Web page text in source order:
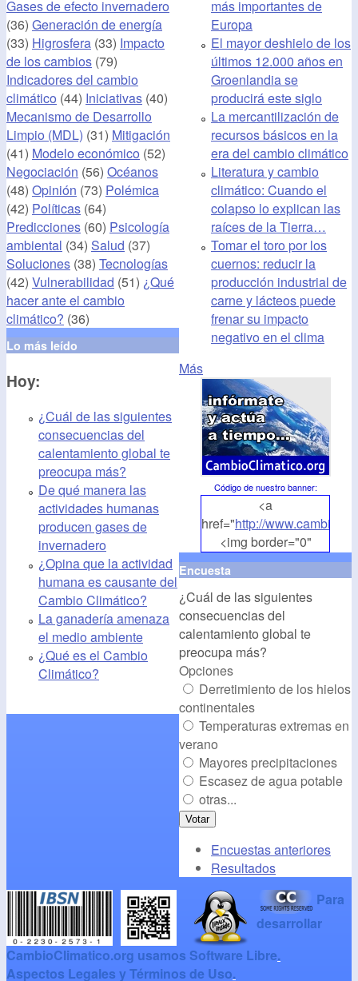
Gases de efecto invernadero
(36) Generación de energía
(33) Higrosfera (33) Impacto
de los cambios (79)
Indicadores del cambio
climático (44) Iniciativas (40)
Mecanismo de Desarrollo
Limpio (MDL) (31) Mitigación
(41) Modelo económico (52)
Negociación (56) Océanos
(48) Opinión (73) Polémica
(42) Políticas (64)
Predicciones (60) Psicología
ambiental (34) Salud (37)
Soluciones (38) Tecnologías
(42) Vulnerabilidad (51) ¿Qué
hacer ante el cambio
climático? (36)
Lo más leído
Hoy:
¿Cuál de las siguientes
consecuencias del
calentamiento global te
preocupa más?
De qué manera las
actividades humanas
producen gases de
invernadero
¿Opina que la actividad
humana es causante del
Cambio Climático?
La ganadería amenaza
el medio ambiente
¿Qué es el Cambio
Climático?
más importantes de
Europa
El mayor deshielo de los
últimos 12.000 años en
Groenlandia se
producirá este siglo
La mercantilización de
recursos básicos en la
era del cambio climático
Literatura y cambio
climático: Cuando el
colapso lo explican las
raíces de la Tierra…
Tomar el toro por los
cuernos: reducir la
producción industrial de
carne y lácteos puede
frenar su impacto
negativo en el clima
Más
Código de nuestro banner:
<a
href="http://
<img border="0"
align="middle"
src="http://
alt="CambioClimatico.org"
/></a>
Encuesta
¿Cuál de las siguientes
consecuencias del
calentamiento global te
preocupa más?
Opciones
Derretimiento de los hielos
continentales
Temperaturas extremas en
verano
Mayores precipitaciones
Escasez de agua potable
otras...
Encuestas anteriores
Resultados
Para
desarrollar
CambioClimatico.org usamos Software Libre.
Aspectos Legales y Términos de Uso.